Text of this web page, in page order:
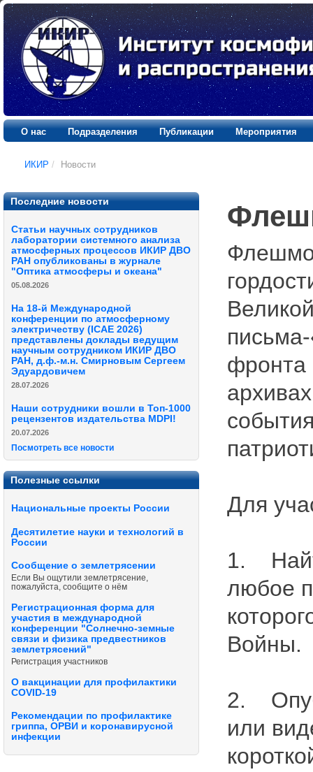
О нас Подразделения Публикации Мероприятия
ИКИР / Новости
Последние новости
Статьи научных сотрудников
лаборатории системного анализа
атмосферных процессов ИКИР ДВО
РАН опубликованы в журнале
"Оптика атмосферы и океана"
05.08.2026
На 18-й Международной
конференции по атмосферному
электричеству (ICAE 2026)
представлены доклады ведущим
научным сотрудником ИКИР ДВО
РАН, д.ф.-м.н. Смирновым Сергеем
Эдуардовичем
28.07.2026
Наши сотрудники вошли в Топ-1000
рецензентов издательства MDPI!
20.07.2026
Посмотреть все новости
Полезные ссылки
Национальные проекты России
Десятилетие науки и технологий в
России
Сообщение о землетрясении
Если Вы ощутили землетрясение,
пожалуйста, сообщите о нём
Регистрационная форма для
участия в международной
конференции "Солнечно-земные
связи и физика предвестников
землетрясений"
Регистрация участников
О вакцинации для профилактики
COVID-19
Рекомендации по профилактике
гриппа, ОРВИ и коронавирусной
инфекции
фронта
Для
1.
любое
Войны.
2.
или